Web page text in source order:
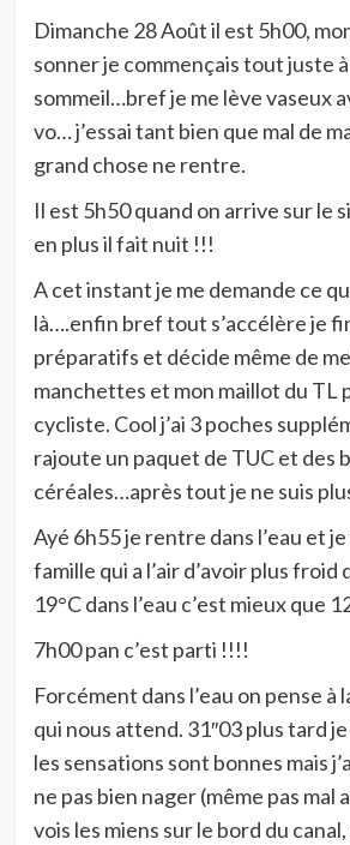
Dimanche 28 Août il est 5h00,
sonner je commençais tout juste
sommeil…bref je me lève vaseux
vo… j’essai tant bien que mal de
grand chose ne rentre.
Il est 5h50 quand on arrive sur le
en plus il fait nuit !!!
A cet instant je me demande ce
là….enfin bref tout s’accélère je
préparatifs et décide même de
manchettes et mon maillot du TL
cycliste. Cool j’ai 3 poches
rajoute un paquet de TUC et des
céréales…après tout je ne suis
Ayé 6h55 je rentre dans l’eau et
famille qui a l’air d’avoir plus froid
19°C dans l’eau c’est mieux que
7h00 pan c’est parti !!!!
Forcément dans l’eau on pense à
qui nous attend. 31″03 plus tard
les sensations sont bonnes mais
ne pas bien nager (même pas mal
vois les miens sur le bord du